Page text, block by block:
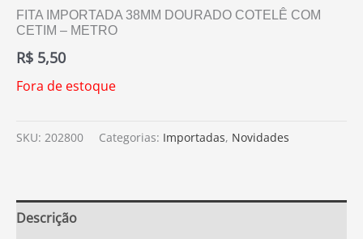
FITA IMPORTADA 38MM DOURADO COTELÊ COM
CETIM – METRO
R$ 5,50
Fora de estoque
SKU: 202800 Categorias: Importadas, Novidades
Descrição